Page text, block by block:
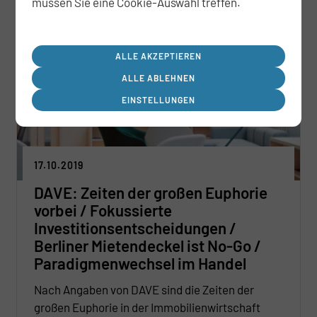
17.10.2019
DAVE: Zeiten der großen Euphorie
vorbei / Fokussierte
Investitionsentscheidungen /
Berliner Mietendeckel ist No-Go /
Paradigmenwechsel im Handel
Nach Angaben von DAVE sind die Zeiten der
großen Euphorie in der Immobilienwirtschaft
EINSTELLUNGEN
ALLE ABLEHNEN
ALLE AKZEPTIEREN